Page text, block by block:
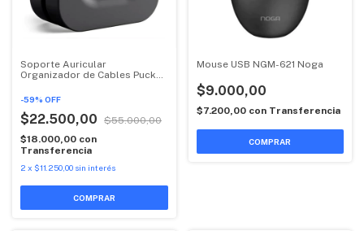
Soporte Auricular
Organizador de Cables Puck
-59% OFF
$22.500,00
$55.000,00
$18.000,00 con
Transferencia
2 x $11.250,00 sin interés
COMPRAR
Mouse USB NGM-621 Noga
$9.000,00
$7.200,00 con Transferencia
COMPRAR